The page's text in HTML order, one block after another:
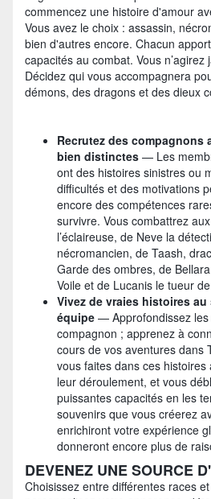
commencez une histoire d'amour
Vous avez le choix : assassin,
bien d'autres encore. Chacun
capacités au combat. Vous n’agirez
Décidez qui vous accompagnera
démons, des dragons et des dieux
Recrutez des compagnons
bien distinctes — Les
ont des histoires sinistres ou
difficultés et des motivations
encore des compétences
survivre. Vous combattrez
l’éclaireuse, de Neve la
nécromancien, de Taash,
Garde des ombres, de
Voile et de Lucanis le tueur
Vivez de vraies histoires
équipe — Approfondissez
compagnon ; apprenez à
cours de vos aventures dans
vous faites dans ces
leur déroulement, et vous
puissantes capacités en les
souvenirs que vous créerez
enrichiront votre expérience
donneront encore plus de
DEVENEZ UNE SOURCE
Choisissez entre différentes races